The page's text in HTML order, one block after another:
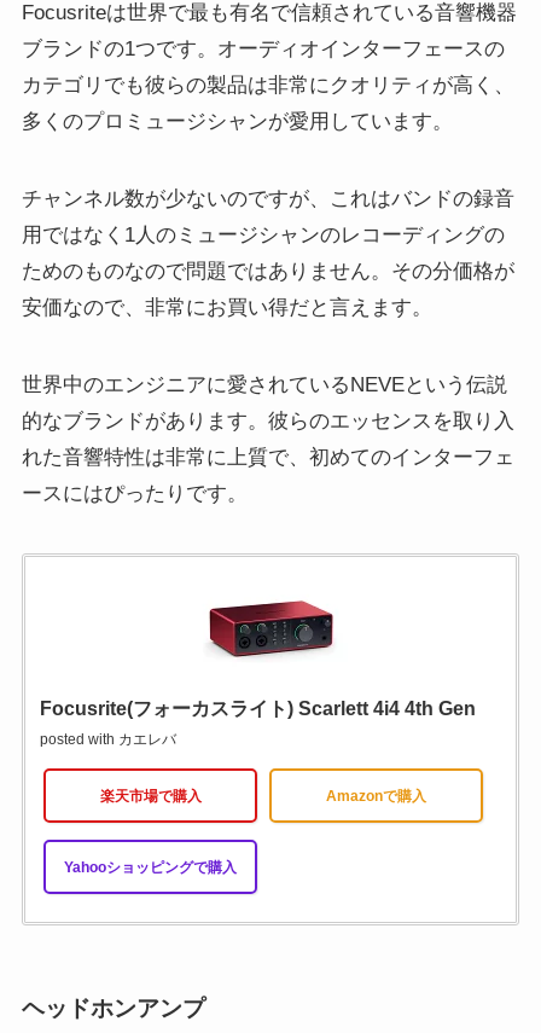
Focusriteは世界で最も有名で信頼されている音響機器
ブランドの1つです。オーディオインターフェースの
カテゴリでも彼らの製品は非常にクオリティが高く、
多くのプロミュージシャンが愛用しています。
チャンネル数が少ないのですが、これはバンドの録音
用ではなく1人のミュージシャンのレコーディングの
ためのものなので問題ではありません。その分価格が
安価なので、非常にお買い得だと言えます。
世界中のエンジニアに愛されているNEVEという伝説
的なブランドがあります。彼らのエッセンスを取り入
れた音響特性は非常に上質で、初めてのインターフェ
ースにはぴったりです。
Focusrite(フォーカスライト) Scarlett 4i4 4th Gen
posted with カエレバ
楽天市場で購入 Amazonで購入
Yahooショッピングで購入
ヘッドホンアンプ